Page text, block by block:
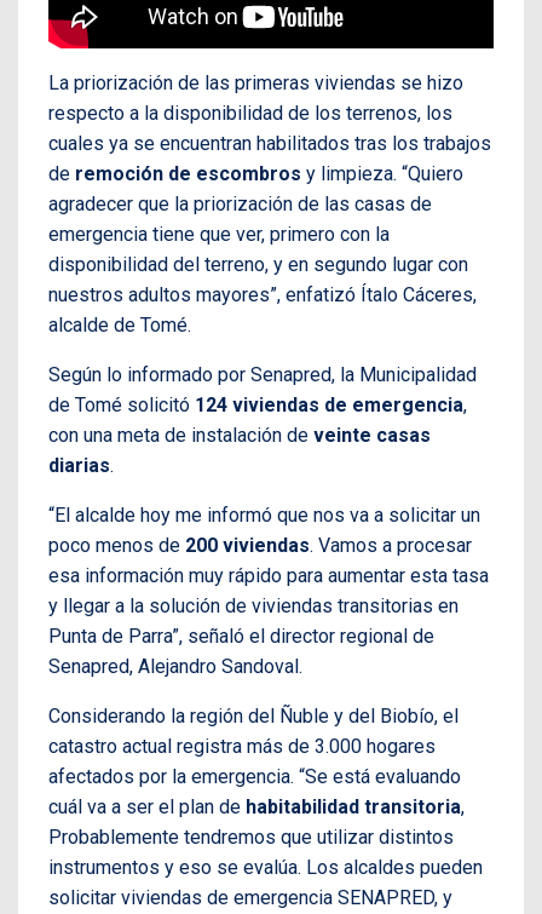
La priorización de las primeras viviendas se hizo
respecto a la disponibilidad de los terrenos, los
cuales ya se encuentran habilitados tras los trabajos
de remoción de escombros y limpieza. “Quiero
agradecer que la priorización de las casas de
emergencia tiene que ver, primero con la
disponibilidad del terreno, y en segundo lugar con
nuestros adultos mayores”, enfatizó Ítalo Cáceres,
alcalde de Tomé.
Según lo informado por Senapred, la Municipalidad
de Tomé solicitó 124 viviendas de emergencia,
con una meta de instalación de veinte casas
diarias.
“El alcalde hoy me informó que nos va a solicitar un
poco menos de 200 viviendas. Vamos a procesar
esa información muy rápido para aumentar esta tasa
y llegar a la solución de viviendas transitorias en
Punta de Parra”, señaló el director regional de
Senapred, Alejandro Sandoval.
Considerando la región del Ñuble y del Biobío, el
catastro actual registra más de 3.000 hogares
afectados por la emergencia. “Se está evaluando
cuál va a ser el plan de habitabilidad transitoria,
Probablemente tendremos que utilizar distintos
instrumentos y eso se evalúa. Los alcaldes pueden
solicitar viviendas de emergencia SENAPRED, y